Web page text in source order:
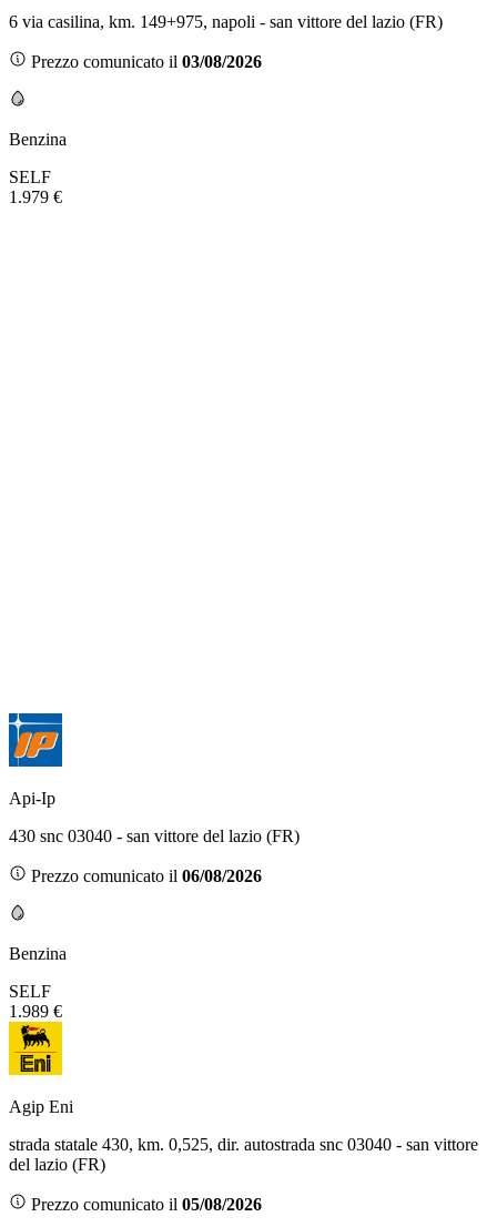
6 via casilina, km. 149+975, napoli - san vittore del lazio (FR)
Prezzo comunicato il 03/08/2026
Benzina
SELF
1.979 €
Api-Ip
430 snc 03040 - san vittore del lazio (FR)
Prezzo comunicato il 06/08/2026
Benzina
SELF
1.989 €
Agip Eni
strada statale 430, km. 0,525, dir. autostrada snc 03040 - san vittore
del lazio (FR)
Prezzo comunicato il 05/08/2026